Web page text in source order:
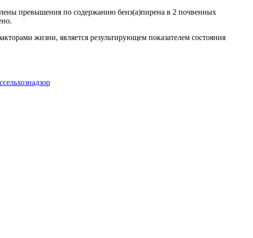
превышения по содержанию бенз(а)пирена в 2 почвенных
жизни, является результирующем показателем состояния